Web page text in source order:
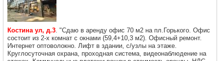
Костина ул, д.3. "Сдаю в аренду офис 70 м2 на пл.Горького. Офис
состоит из 2-х комнат с окнами (59,4+10,3 м2). Офисный ремонт.
Интернет оптоволокно. Лифт в здании, с/узлы на этаже.
Круглосуточная охрана, проходная система, видеонаблюдение на